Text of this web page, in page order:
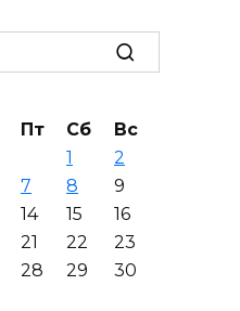
Пт Сб
Вс
1
2
7 8
9
14 15
16
21 22
23
28 29
30